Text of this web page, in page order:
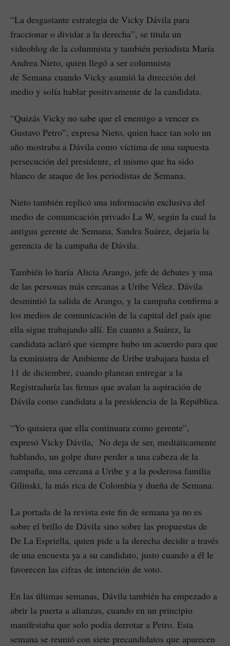
“La desgastante estrategia de Vicky Dávila para
fraccionar o dividar a la derecha”, se titula un
videoblog de la columnista y también periodista María
Andrea Nieto, quien llegó a ser columnista
de Semana cuando Vicky asumió la dirección del
medio y solía hablar positivamente de la candidata.
“Quizás Vicky no sabe que el enemigo a vencer es
Gustavo Petro”, expresa Nieto, quien hace tan solo un
año mostraba a Dávila como víctima de una supuesta
persecución del presidente, el mismo que ha sido
blanco de ataque de los periodistas de Semana.
Nieto también replicó una información exclusiva del
medio de comunicación privado La W, según la cual la
antigua gerente de Semana, Sandra Suárez, dejaría la
gerencia de la campaña de Dávila.
También lo haría Alicia Arango, jefe de debates y una
de las personas más cercanas a Uribe Vélez. Dávila
desmintió la salida de Arango, y la campaña confirma a
los medios de comunicación de la capital del país que
ella sigue trabajando allí. En cuanto a Suárez, la
candidata aclaró que siempre hubo un acuerdo para que
la exministra de Ambiente de Uribe trabajara hasta el
11 de diciembre, cuando planean entregar a la
Registraduría las firmas que avalan la aspiración de
Dávila como candidata a la presidencia de la República.
“Yo quisiera que ella continuara como gerente”,
expresó Vicky Dávila, No deja de ser, mediáticamente
hablando, un golpe duro perder a una cabeza de la
campaña, una cercana a Uribe y a la poderosa familia
Gilinski, la más rica de Colombia y dueña de Semana.
La portada de la revista este fin de semana ya no es
sobre el brillo de Dávila sino sobre las propuestas de
De La Espriella, quien pide a la derecha decidir a través
de una encuesta ya a su candidato, justo cuando a él le
favorecen las cifras de intención de voto.
En las últimas semanas, Dávila también ha empezado a
abrir la puerta a alianzas, cuando en un principio
manifestaba que solo podía derrotar a Petro. Esta
semana se reunió con siete precandidatos que aparecen